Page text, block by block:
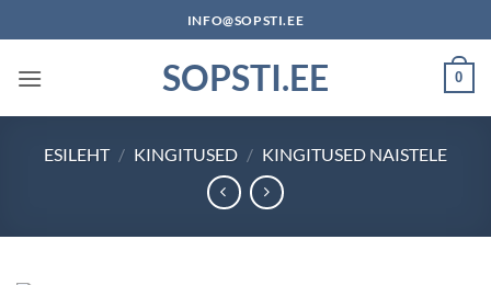
to
content
INFO@SOPSTI.EE
SOPSTI.EE 0
ESILEHT / KINGITUSED / KINGITUSED NAISTELE